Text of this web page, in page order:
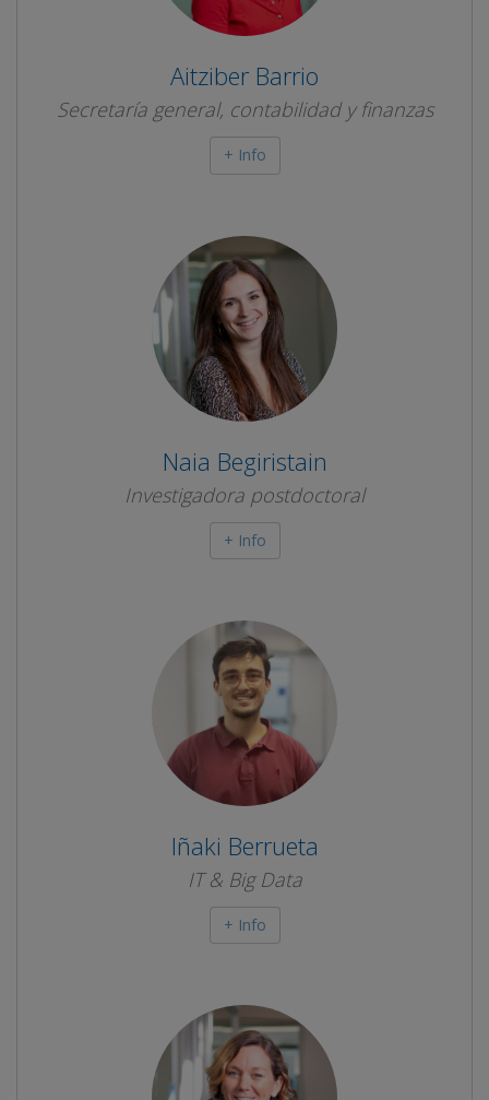
Aitziber Barrio
Secretaría general, contabilidad y finanzas
+ Info
Naia Begiristain
Investigadora postdoctoral
+ Info
Iñaki Berrueta
IT & Big Data
+ Info